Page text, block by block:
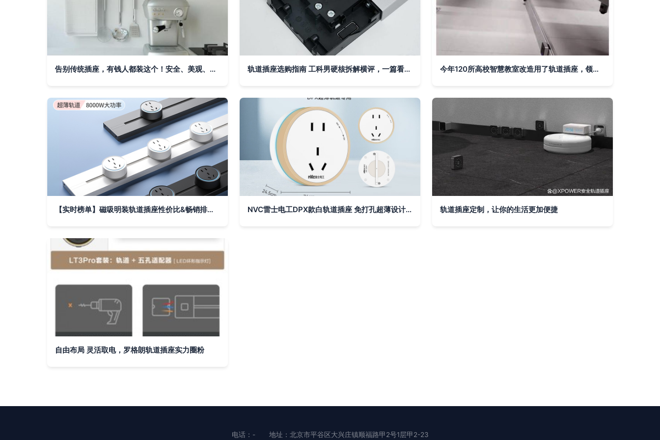
告别传统插座，有钱人都装这个！安全、美观、实用三合一的轨道插座 轨道插座选购指南 工科男硬核拆解横评，一篇看懂好坏 今年120所高校智慧教室改造用了轨道插座，领导看了都点赞！
【实时榜单】磁吸明装轨道插座性价比&畅销排行榜 NVC雷士电工DPX款白轨道插座 免打孔超薄设计，让家居用电更灵活 轨道插座定制，让你的生活更加便捷
自由布局 灵活取电，罗格朗轨道插座实力圈粉
电话：- 地址：北京市平谷区大兴庄镇顺福路甲2号1层甲2-23